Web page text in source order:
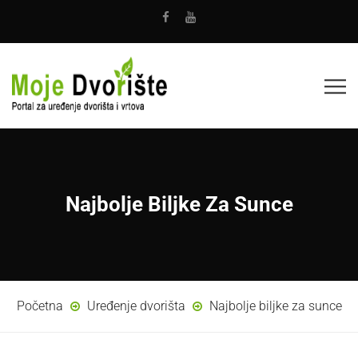
Najbolje Biljke Za Sunce
Početna Uređenje dvorišta Najbolje biljke za sunce